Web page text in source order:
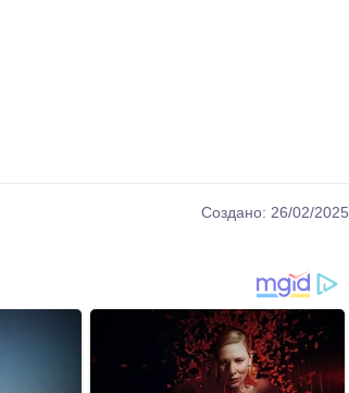
Создано: 26/02/2025